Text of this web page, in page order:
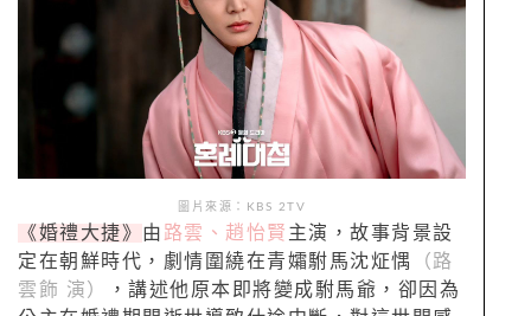
圖片來源：KBS 2TV
《婚禮大捷》 由 路雲、趙怡賢 主演，故事背景設
定在朝鮮時代，劇情圍繞在青孀駙馬沈炡㥥
（路
雲飾 演）
，講述他原本即將變成駙馬爺，卻因為